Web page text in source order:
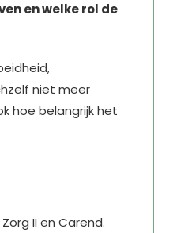
en welke rol de
niet meer
hoe belangrijk het
II en Carend.